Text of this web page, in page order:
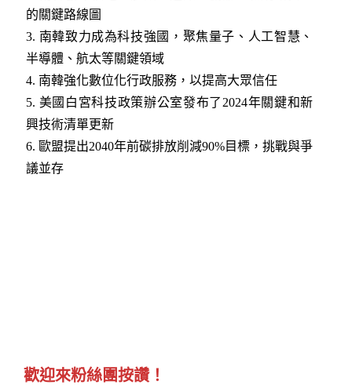
的關鍵路線圖
3. 南韓致力成為科技強國，聚焦量子、人工智慧、
半導體、航太等關鍵領域
4. 南韓強化數位化行政服務，以提高大眾信任
5. 美國白宮科技政策辦公室發布了2024年關鍵和新
興技術清單更新
6. 歐盟提出2040年前碳排放削減90%目標，挑戰與爭
議並存
歡迎來粉絲團按讚！